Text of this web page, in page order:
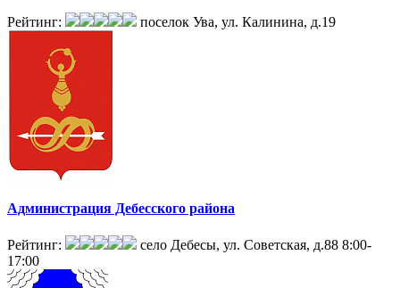
Рейтинг: поселок Ува, ул. Калинина, д.19
Администрация Дебесского района
Рейтинг: село Дебесы, ул. Советская, д.88 8:00-
17:00